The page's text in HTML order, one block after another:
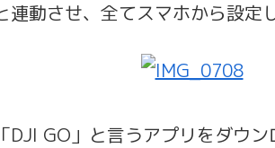
連動させ、全てスマホから設定
DJI GO」と言うアプリをダウ